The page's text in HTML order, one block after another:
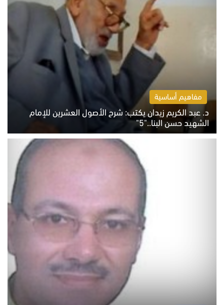
مفاهيم أساسية
د. عبد الكريم زيدان يكتب: شرح الأصول العشرين للإمام
الشهيد حسن البنا.."5"
السبت 8 أغسطس 2026 10:46 ص